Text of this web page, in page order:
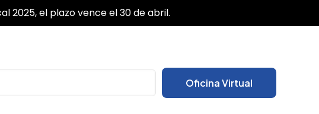
2025, el plazo vence el 30 de abril.
Oficina Virtual